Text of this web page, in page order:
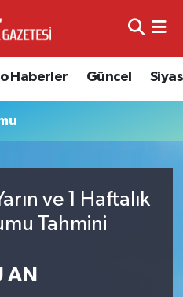
Haberler Güncel
ve 1 Haftalık
Tahmini
AN